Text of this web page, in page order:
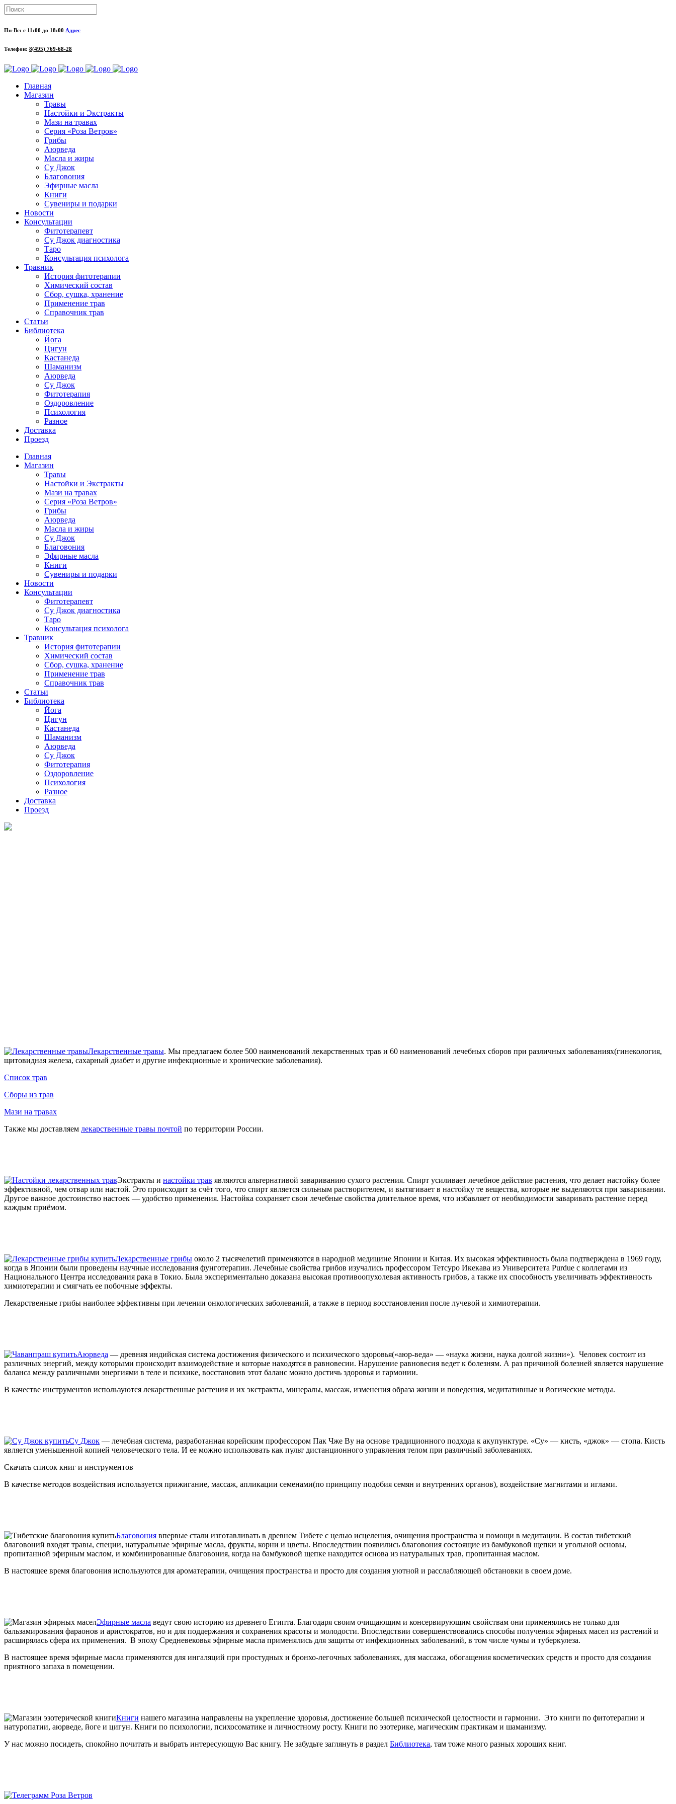
Пн-Вс: с 11:00 до 18:00 Адрес
Телефон: 8(495) 769-68-28
Главная
Магазин
Травы
Настойки и Экстракты
Мази на травах
Серия «Роза Ветров»
Грибы
Аюрведа
Масла и жиры
Су Джок
Благовония
Эфирные масла
Книги
Сувениры и подарки
Новости
Консультации
Фитотерапевт
Су Джок диагностика
Таро
Консультация психолога
Травник
История фитотерапии
Химический состав
Сбор, сушка, хранение
Применение трав
Справочник трав
Статьи
Библиотека
Йога
Цигун
Кастанеда
Шаманизм
Аюрведа
Су Джок
Фитотерапия
Оздоровление
Психология
Разное
Доставка
Проезд
Главная
Магазин
Травы
Настойки и Экстракты
Мази на травах
Серия «Роза Ветров»
Грибы
Аюрведа
Масла и жиры
Су Джок
Благовония
Эфирные масла
Книги
Сувениры и подарки
Новости
Консультации
Фитотерапевт
Су Джок диагностика
Таро
Консультация психолога
Травник
История фитотерапии
Химический состав
Сбор, сушка, хранение
Применение трав
Справочник трав
Статьи
Библиотека
Йога
Цигун
Кастанеда
Шаманизм
Аюрведа
Су Джок
Фитотерапия
Оздоровление
Психология
Разное
Доставка
Проезд
Лекарственные травы. Мы предлагаем более 500 наименований лекарственных трав и 60 наименований лечебных сборов при различных заболеваниях(гинекология,
щитовидная железа, сахарный диабет и другие инфекционные и хронические заболевания).
Список трав
Сборы из трав
Мази на травах
Также мы доставляем лекарственные травы почтой по территории России.
Экстракты и настойки трав являются альтернативой завариванию сухого растения. Спирт усиливает лечебное действие растения, что делает настойку более
эффективной, чем отвар или настой. Это происходит за счёт того, что спирт является сильным растворителем, и вытягивает в настойку те вещества, которые не выделяются при заваривании.
Другое важное достоинство настоек — удобство применения. Настойка сохраняет свои лечебные свойства длительное время, что избавляет от необходимости заваривать растение перед
каждым приёмом.
Лекарственные грибы около 2 тысячелетий применяются в народной медицине Японии и Китая. Их высокая эффективность была подтверждена в 1969 году,
когда в Японии были проведены научные исследования фунготерапии. Лечебные свойства грибов изучались профессором Тетсуро Икекава из Университета Purdue с коллегами из
Национального Центра исследования рака в Токио. Была экспериментально доказана высокая противоопухолевая активность грибов, а также их способность увеличивать эффективность
химиотерапии и смягчать ее побочные эффекты.
Лекарственные грибы наиболее эффективны при лечении онкологических заболеваний, а также в период восстановления после лучевой и химиотерапии.
Аюрведа — древняя индийская система достижения физического и психического здоровья(«аюр-веда» — «наука жизни, наука долгой жизни»). Человек состоит из
различных энергий, между которыми происходит взаимодействие и которые находятся в равновесии. Нарушение равновесия ведет к болезням. А раз причиной болезней является нарушение
баланса между различными энергиями в теле и психике, восстановив этот баланс можно достичь здоровья и гармонии.
В качестве инструментов используются лекарственные растения и их экстракты, минералы, массаж, изменения образа жизни и поведения, медитативные и йогические методы.
Су Джок — лечебная система, разработанная корейским профессором Пак Чже Ву на основе традиционного подхода к акупунктуре. «Су» — кисть, «джок» — стопа. Кисть
является уменьшенной копией человеческого тела. И ее можно использовать как пульт дистанционного управления телом при различный заболеваниях.
Скачать список книг и инструментов
В качестве методов воздействия используется прижигание, массаж, апликации семенами(по принципу подобия семян и внутренних органов), воздействие магнитами и иглами.
Благовония впервые стали изготавливать в древнем Тибете с целью исцеления, очищения пространства и помощи в медитации. В состав тибетский
благовоний входят травы, специи, натуральные эфирные масла, фрукты, корни и цветы. Впоследствии появились благовония состоящие из бамбуковой щепки и угольной основы,
пропитанной эфирным маслом, и комбинированные благовония, когда на бамбуковой щепке находится основа из натуральных трав, пропитанная маслом.
В настоящее время благовония используются для ароматерапии, очищения пространства и просто для создания уютной и расслабляющей обстановки в своем доме.
Эфирные масла ведут свою историю из древнего Египта. Благодаря своим очищающим и консервирующим свойствам они применялись не только для
бальзамирования фараонов и аристократов, но и для поддержания и сохранения красоты и молодости. Впоследствии совершенствовались способы получения эфирных масел из растений и
расширялась сфера их применения. В эпоху Средневековья эфирные масла применялись для защиты от инфекционных заболеваний, в том числе чумы и туберкулеза.
В настоящее время эфирные масла применяются для ингаляций при простудных и бронхо-легочных заболеваниях, для массажа, обогащения косметических средств и просто для создания
приятного запаха в помещении.
Книги нашего магазина направлены на укрепление здоровья, достижение большей психической целостности и гармонии. Это книги по фитотерапии и
натуропатии, аюрведе, йоге и цигун. Книги по психологии, психосоматике и личностному росту. Книги по эзотерике, магическим практикам и шаманизму.
У нас можно посидеть, спокойно почитать и выбрать интересующую Вас книгу. Не забудьте заглянуть в раздел Библиотека, там тоже много разных хороших книг.